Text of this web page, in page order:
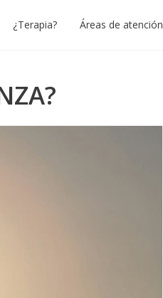
¿Terapia? Áreas de atención